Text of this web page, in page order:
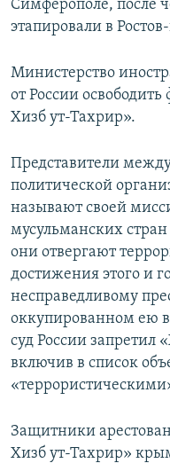
Симферополе, после
этапировали в
Министерство
от России
Хизб ут-Тахрир».
Представители
политической
называют своей
мусульманских
они отвергают
достижения этого и
несправедливому
оккупированном ею
суд России запретил
включив в список
Защитники
Хизб ут-Тахрир»